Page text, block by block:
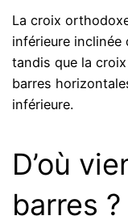
La croix
inférieure inclinée
tandis que la
barres
inférieure.
D’où
barres ?